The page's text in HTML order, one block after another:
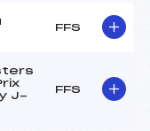
FFS
J-
FFS